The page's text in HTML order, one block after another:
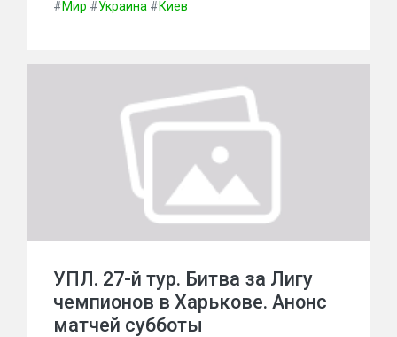
#Мир #Украина #Киев
УПЛ. 27-й тур. Битва за Лигу
чемпионов в Харькове. Анонс
матчей субботы